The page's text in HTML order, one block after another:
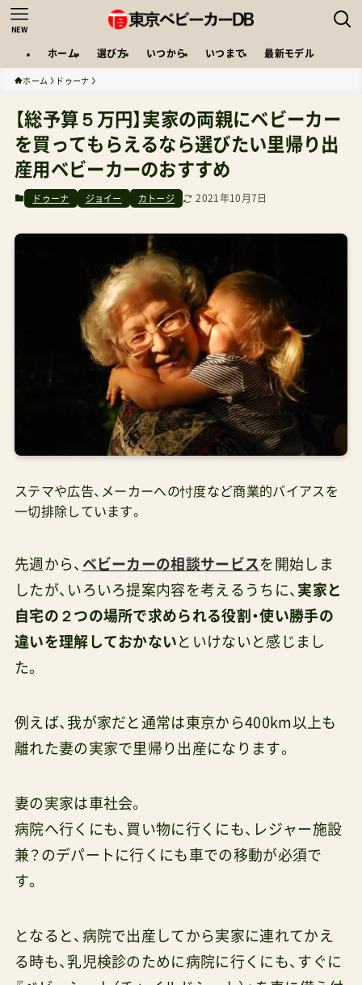
NEW
ホーム 選び方 いつから いつまで 最新モデル
ホーム ドゥーナ
【総予算５万円】実家の両親にベビーカー
を買ってもらえるなら選びたい里帰り出
産用ベビーカーのおすすめ
ドゥーナ ジョイー カトージ 2021年10月7日
ステマや広告、メーカーへの忖度など商業的バイアスを
一切排除しています。
先週から、 ベビーカーの相談サービス を開始しま
したが、いろいろ提案内容を考えるうちに、 実家と
自宅の２つの場所で求められる役割・使い勝手の
違いを理解しておかない といけないと感じまし
た。
例えば、我が家だと通常は東京から400km以上も
離れた妻の実家で里帰り出産になります。
妻の実家は車社会。
病院へ行くにも、買い物に行くにも、レジャー施設
兼？のデパートに行くにも車での移動が必須で
す。
となると、病院で出産してから実家に連れてかえ
る時も、乳児検診のために病院に行くにも、すぐに